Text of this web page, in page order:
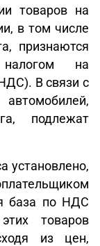
товаров на
в том числе
признаются
налогом на
В связи с
подлежат
установлено,
база по НДС
товаров
из цен,